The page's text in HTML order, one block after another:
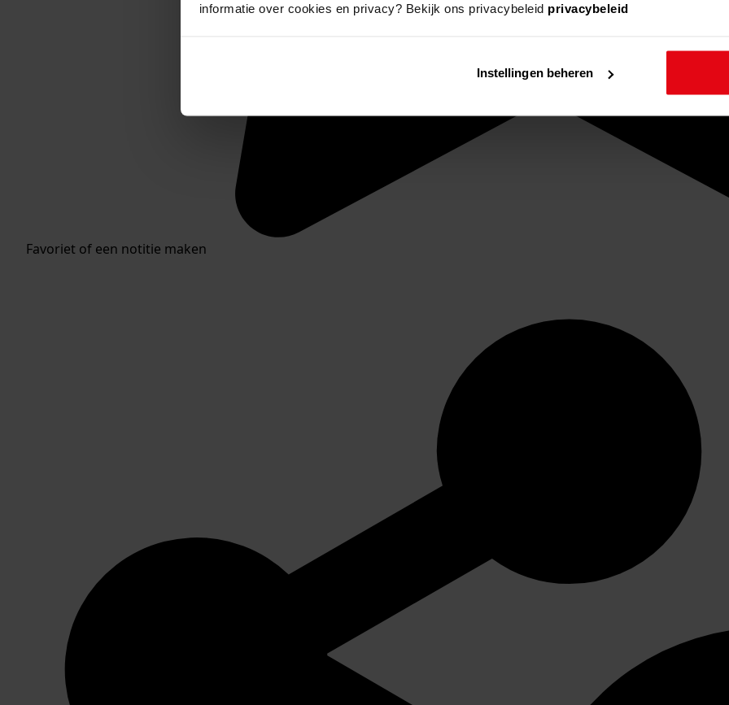
informatie over cookies en privacy? Bekijk ons privacybeleid privacybeleid
Instellingen beheren
Favoriet of een notitie maken